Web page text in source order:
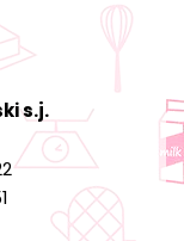
s.j.